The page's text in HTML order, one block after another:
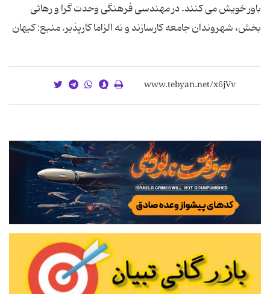
باور خویش می كنند. در مهندسی فرهنگی وحدت گرا و رهائی
بخش، شهروندان جامعه كارسازند و نه الزاما كارپذیر. منبع: کیهان